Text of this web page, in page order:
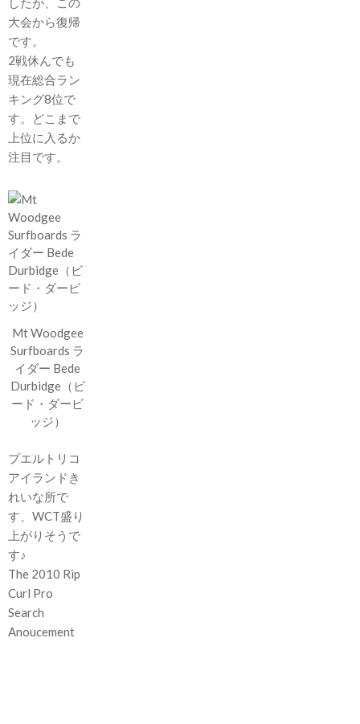
大会から復帰
です。
2戦休んでも
現在総合ラン
キング8位で
す。どこまで
上位に入るか
注目です。
Mt Woodgee
Surfboards ラ
イダー Bede
Durbidge（ビ
ード・ダービ
ッジ）
プエルトリコ
アイランドき
れいな所で
す、WCT盛り
上がりそうで
す♪
The 2010 Rip
Curl Pro
Search
Anoucement